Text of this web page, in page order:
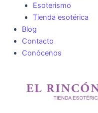
Esoterismo
Tienda esotérica
Blog
Contacto
Conócenos